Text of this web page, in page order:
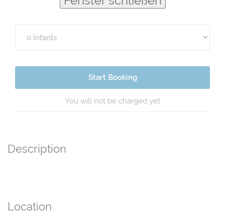
Start Booking
You will not be charged yet
Description
Location